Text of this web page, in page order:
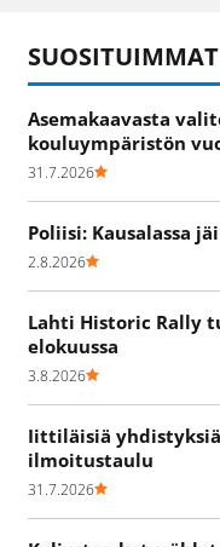
SUOSITUIMMAT
Asemakaavasta
kouluympäristön
31.7.2026
Poliisi: Kausalassa
2.8.2026
Lahti Historic Rally
elokuussa
3.8.2026
Iittiläisiä
ilmoitustaulu
31.7.2026